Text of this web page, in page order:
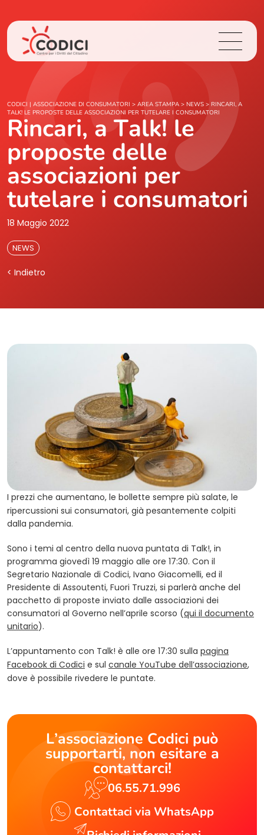
Chi Siamo
Cosa Facciamo
Area Stampa
Contatti
CODICI | ASSOCIAZIONE DI CONSUMATORI > AREA STAMPA > NEWS > RINCARI, A
TALK! LE PROPOSTE DELLE ASSOCIAZIONI PER TUTELARE I CONSUMATORI
Rincari, a Talk! le
proposte delle
associazioni per
tutelare i consumatori
18 Maggio 2022
NEWS
< Indietro
I prezzi che aumentano, le bollette sempre più salate, le
ripercussioni sui consumatori, già pesantemente colpiti
dalla pandemia.
Sono i temi al centro della nuova puntata di Talk!, in
programma giovedì 19 maggio alle ore 17:30. Con il
Segretario Nazionale di Codici, Ivano Giacomelli, ed il
Presidente di Assoutenti, Fuori Truzzi, si parlerà anche del
pacchetto di proposte inviato dalle associazioni dei
consumatori al Governo nell’aprile scorso (qui il documento
unitario).
L’appuntamento con Talk! è alle ore 17:30 sulla pagina
Facebook di Codici e sul canale YouTube dell’associazione,
dove è possibile rivedere le puntate.
L’associazione Codici può
supportarti, non esitare a
contattarci!
06.55.71.996
Contattaci via WhatsApp